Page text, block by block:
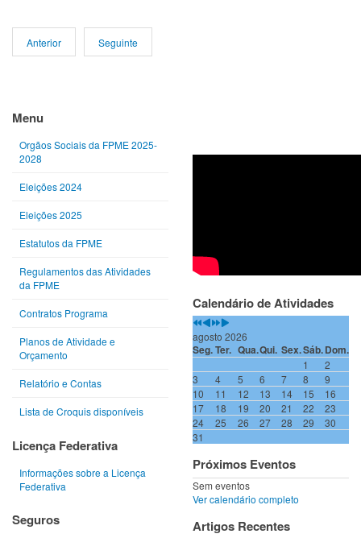
Anterior Seguinte
Menu
Orgãos Sociais da FPME 2025-
2028
Eleições 2024
Eleições 2025
Estatutos da FPME
Regulamentos das Atividades
da FPME
Contratos Programa
Planos de Atividade e
Orçamento
Relatório e Contas
Lista de Croquis disponíveis
Licença Federativa
Informações sobre a Licença
Federativa
Seguros
Calendário de Atividades
agosto 2026
Seg.Ter. Qua.Qui. Sex.Sáb.Dom.
1
2
3
4 5 6 7 8
9
10
11 12 13 14 15
16
17
18 19 20 21 22
23
24
25 26 27 28 29
30
31
Próximos Eventos
Sem eventos
Ver calendário completo
Artigos Recentes